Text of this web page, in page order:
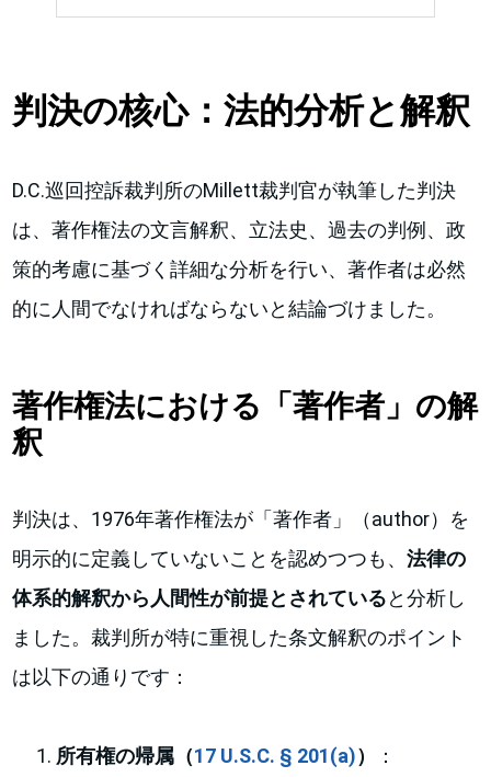
判決の核心：法的分析と解釈
D.C.巡回控訴裁判所のMillett裁判官が執筆した判決
は、著作権法の文言解釈、立法史、過去の判例、政
策的考慮に基づく詳細な分析を行い、著作者は必然
的に人間でなければならないと結論づけました。
著作権法における「著作者」の解
釈
判決は、1976年著作権法が「著作者」（author）を
明示的に定義していないことを認めつつも、法律の
体系的解釈から人間性が前提とされていると分析し
ました。裁判所が特に重視した条文解釈のポイント
は以下の通りです：
所有権の帰属（17 U.S.C. § 201(a)） ：